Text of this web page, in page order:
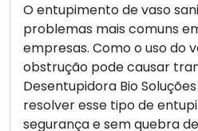
O entupimento de vaso
problemas mais comuns
empresas. Como o uso do
obstrução pode causar
Desentupidora Bio
resolver esse tipo de
segurança e sem quebra